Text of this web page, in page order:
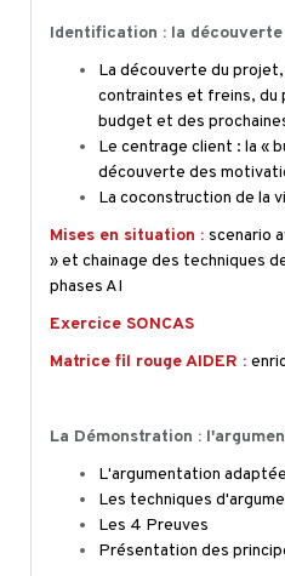
Identification : la découverte
La découverte du
contraintes et freins, du
budget et des
Le centrage client : la «
découverte des
La coconstruction de la
Mises en situation : scenario
» et chainage des techniques
phases AI
Exercice SONCAS
Matrice fil rouge AIDER :
La Démonstration :
L'argumentation
Les techniques
Les 4 Preuves
Présentation des